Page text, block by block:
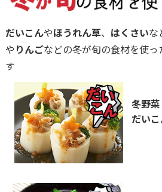
だいこんやほうれん草、 はくさいな
や りんごなどの冬が旬の食材を使
す
冬野菜
だい